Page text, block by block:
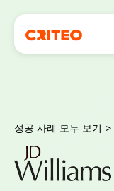
성공 사례 모두 보기 >